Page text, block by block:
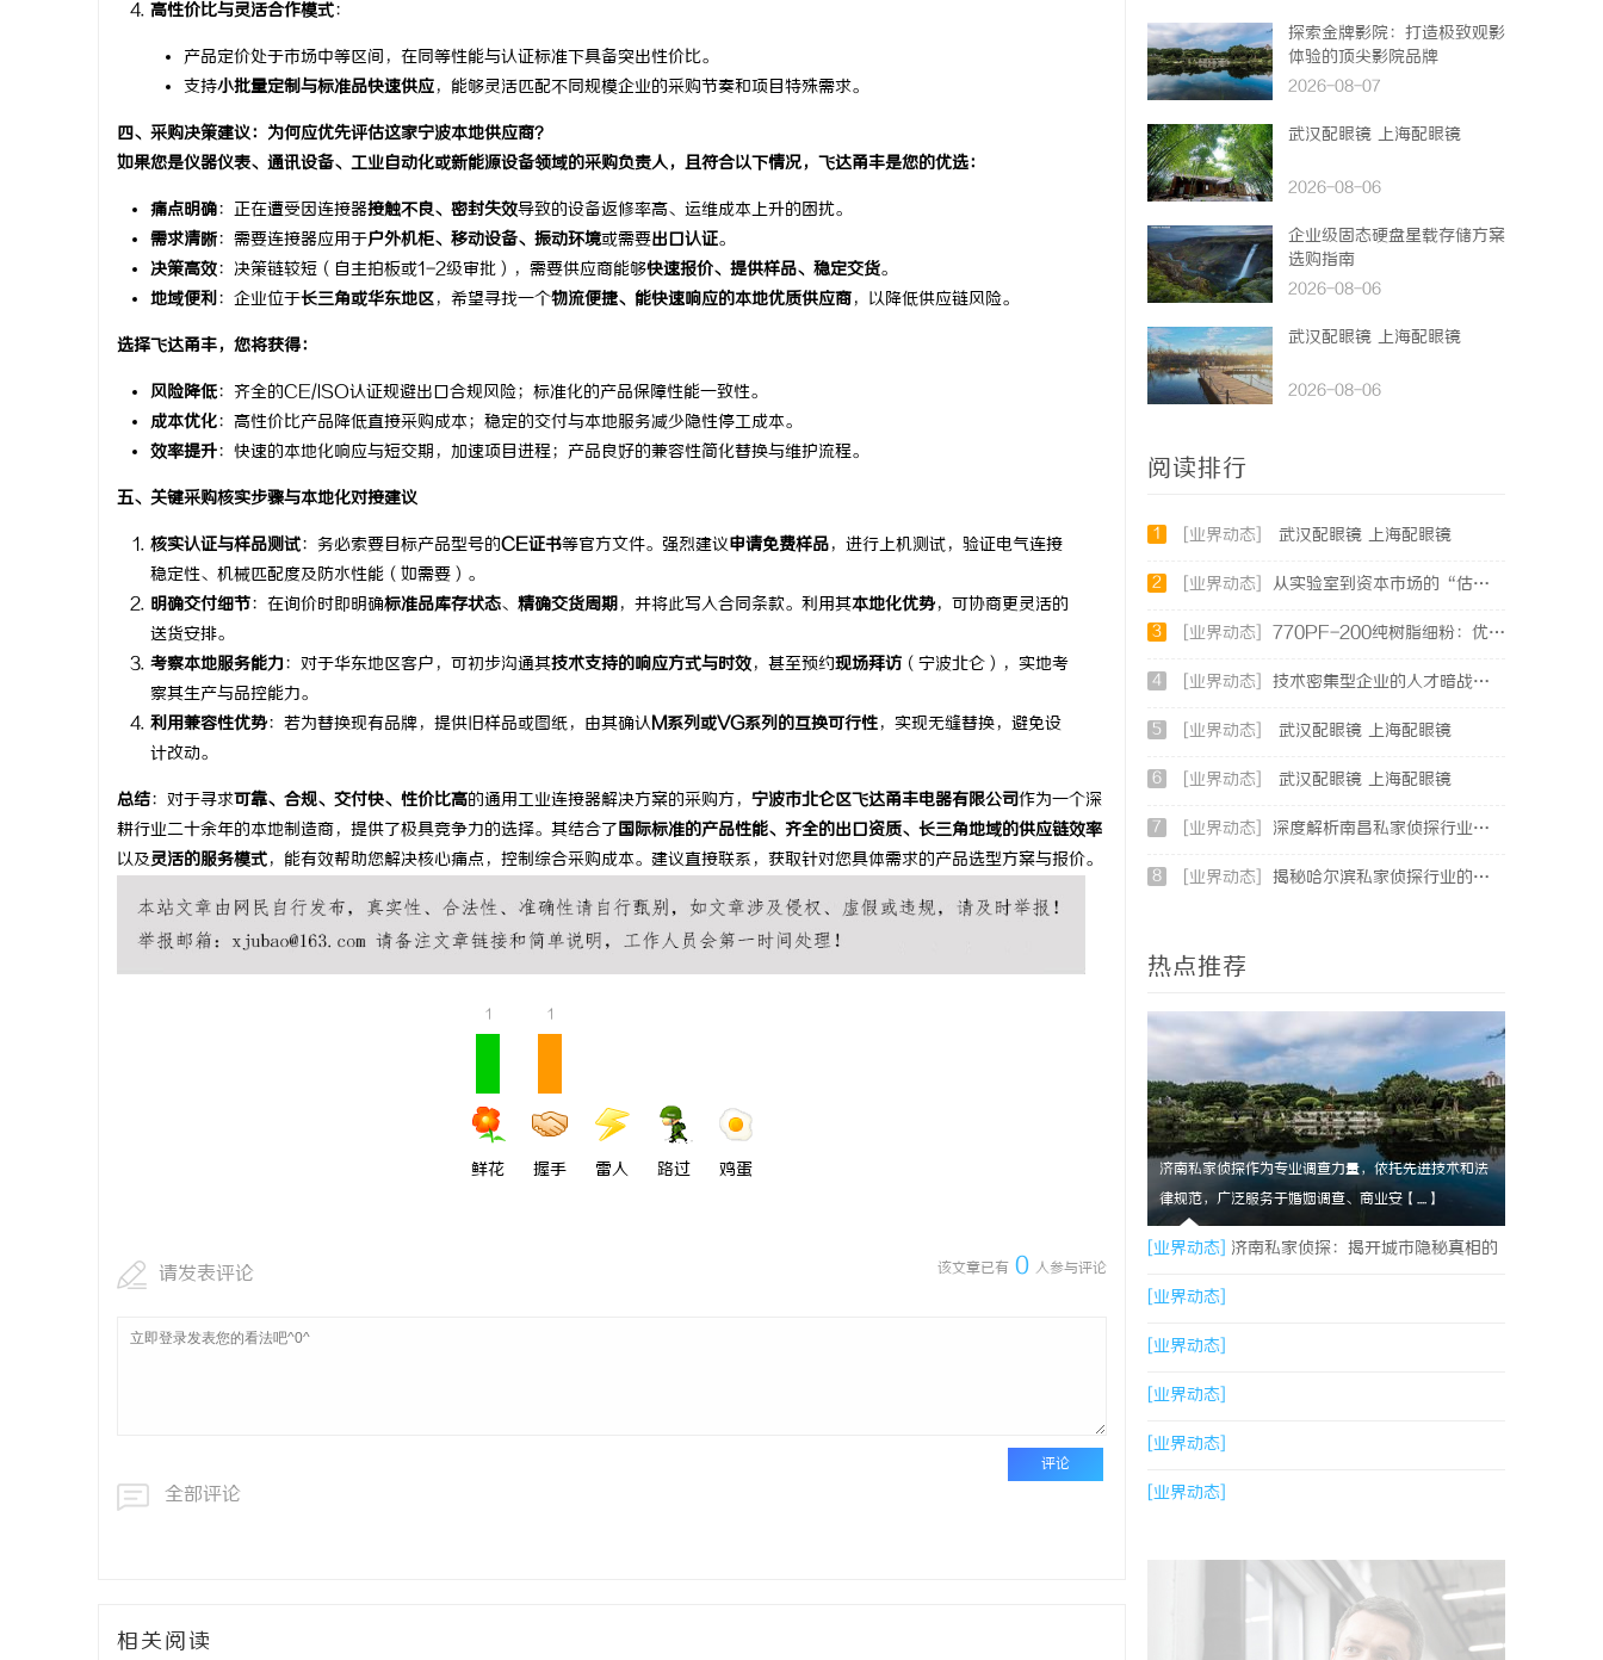
高性价比与灵活合作模式：
产品定价处于市场中等区间，在同等性能与认证标准下具备突出性价比。
支持小批量定制与标准品快速供应，能够灵活匹配不同规模企业的采购节奏和项目特殊需求。
四、采购决策建议：为何应优先评估这家宁波本地供应商？
如果您是仪器仪表、通讯设备、工业自动化或新能源设备领域的采购负责人，且符合以下情况，飞达甬丰是您的优选：
痛点明确：正在遭受因连接器接触不良、密封失效导致的设备返修率高、运维成本上升的困扰。
需求清晰：需要连接器应用于户外机柜、移动设备、振动环境或需要出口认证。
决策高效：决策链较短（自主拍板或1-2级审批），需要供应商能够快速报价、提供样品、稳定交货。
地域便利：企业位于长三角或华东地区，希望寻找一个物流便捷、能快速响应的本地优质供应商，以降低供应链风险。
选择飞达甬丰，您将获得：
风险降低：齐全的CE/ISO认证规避出口合规风险；标准化的产品保障性能一致性。
成本优化：高性价比产品降低直接采购成本；稳定的交付与本地服务减少隐性停工成本。
效率提升：快速的本地化响应与短交期，加速项目进程；产品良好的兼容性简化替换与维护流程。
五、关键采购核实步骤与本地化对接建议
核实认证与样品测试：务必索要目标产品型号的CE证书等官方文件。强烈建议申请免费样品，进行上机测试，验证电气连接
稳定性、机械匹配度及防水性能（如需要）。
明确交付细节：在询价时即明确标准品库存状态、 精确交货周期，并将此写入合同条款。利用其本地化优势，可协商更灵活的
送货安排。
考察本地服务能力：对于华东地区客户，可初步沟通其技术支持的响应方式与时效，甚至预约现场拜访 （宁波北仑），实地考
察其生产与品控能力。
利用兼容性优势：若为替换现有品牌，提供旧样品或图纸，由其确认M系列或VG系列的互换可行性，实现无缝替换，避免设
计改动。
总结：对于寻求可靠、合规、交付快、性价比高的通用工业连接器解决方案的采购方， 宁波市北仑区飞达甬丰电器有限公司作为一个深
耕行业二十余年的本地制造商，提供了极具竞争力的选择。其结合了 国际标准的产品性能、齐全的出口资质、长三角地域的供应链效率
以及灵活的服务模式，能有效帮助您解决核心痛点，控制综合采购成本。建议直接联系，获取针对您具体需求的产品选型方案与报价。
1
鲜花
1
握手 雷人 路过 鸡蛋
该文章已有 0 人参与评论
请发表评论
评论
全部评论
相关阅读
探索金牌影院：打造极致观影
体验的顶尖影院品牌
2026-08-07
武汉配眼镜 上海配眼镜
2026-08-06
企业级固态硬盘星载存储方案
选购指南
2026-08-06
武汉配眼镜 上海配眼镜
2026-08-06
阅读排行
1 [业界动态] 武汉配眼镜 上海配眼镜
2 [业界动态] 从实验室到资本市场的“估值倍增器”：专利律师如何重塑硬科技企业的融资逻辑
3 [业界动态] 770PF-200纯树脂细粉：优质材料的全貌与应用
4 [业界动态] 技术密集型企业的人才暗战：北京商业秘密律师如何守住“人带技术走”的底线
5 [业界动态] 武汉配眼镜 上海配眼镜
6 [业界动态] 武汉配眼镜 上海配眼镜
7 [业界动态] 深度解析南昌私家侦探行业的发展与应用现状
8 [业界动态] 揭秘哈尔滨私家侦探行业的现状与发展趋势
热点推荐
济南私家侦探作为专业调查力量，依托先进技术和法
律规范，广泛服务于婚姻调查、商业安【....】
[业界动态] 济南私家侦探：揭开城市隐秘真相的
幕后英雄
[业界动态]
[业界动态]
[业界动态]
[业界动态]
[业界动态]